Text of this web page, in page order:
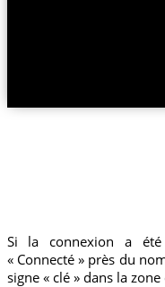
Si la connexion a été
« Connecté » près du
signe « clé » dans la